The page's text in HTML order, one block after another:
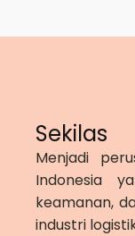
Sekilas
Menjadi
Indonesia
keamanan,
industri